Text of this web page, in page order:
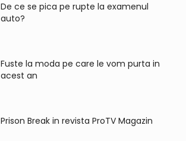
De ce se pica pe rupte la examenul
auto?
Fuste la moda pe care le vom purta in
acest an
Prison Break in revista ProTV Magazin